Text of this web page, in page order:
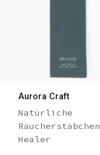
Aurora Craft
Natürliche
Räucherstäbchen
Healer